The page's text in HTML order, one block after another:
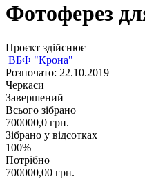
Фотоферез
Проєкт здійснює
ВБФ "Крона"
Розпочато: 22.10.2019
Черкаси
Завершений
Всього зібрано
700000,0 грн.
Зібрано у відсотках
100%
Потрібно
700000,00 грн.